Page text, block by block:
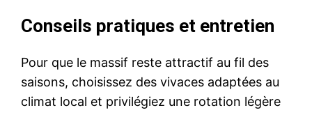
Conseils pratiques et entretien
Pour que le massif reste attractif au fil des
saisons, choisissez des vivaces adaptées au
climat local et privilégiez une rotation légère